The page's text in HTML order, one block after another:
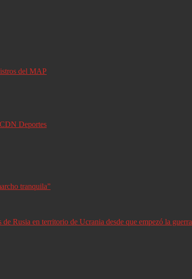
del MAP
Deportes
tranquila”
Rusia en territorio de Ucrania desde que empezó la guerra